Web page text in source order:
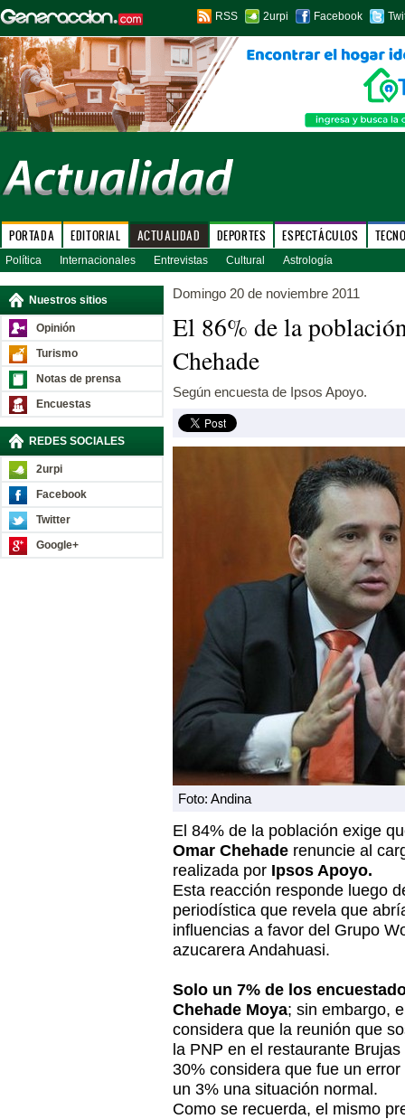
RSS 2urpi Facebook
PORTADA EDITORIAL ACTUALIDAD DEPORTES ESPECTÁCULOS
Política Internacionales Entrevistas Cultural Astrología
Nuestros sitios
Opinión
Turismo
Notas de prensa
Encuestas
REDES SOCIALES
2urpi
Facebook
Twitter
Google+
Domingo 20 de noviembre 2011
El 86% de la
Chehade
Según encuesta de Ipsos Apoyo.
Foto: Andina
El 84% de la población exige
Omar Chehade renuncie al
realizada por Ipsos Apoyo.
Esta reacción responde luego
periodística que revela que
influencias a favor del Grupo
azucarera Andahuasi.
Solo un 7% de los
Chehade Moya; sin embargo,
considera que la reunión que
la PNP en el restaurante
30% considera que fue un
un 3% una situación normal.
Como se recuerda, el mismo